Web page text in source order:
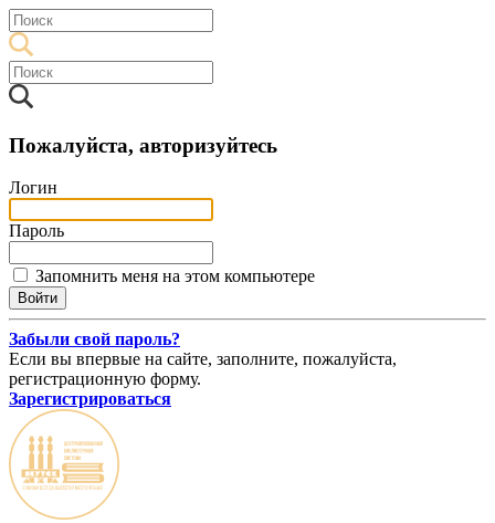
Пожалуйста, авторизуйтесь
Логин
Пароль
Запомнить меня на этом компьютере
Забыли свой пароль?
Если вы впервые на сайте, заполните, пожалуйста,
регистрационную форму.
Зарегистрироваться